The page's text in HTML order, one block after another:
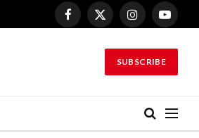
Facebook
X
Instagram
SUBSCRIBE